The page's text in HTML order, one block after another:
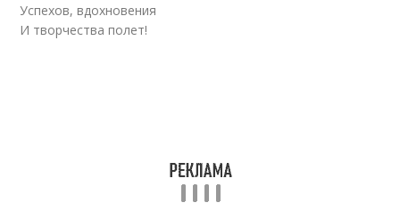
Успехов, вдохновения
И творчества полет!